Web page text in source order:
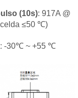
(10s): 917A @
≤50 ℃)
: -30℃ ~ +55 ℃